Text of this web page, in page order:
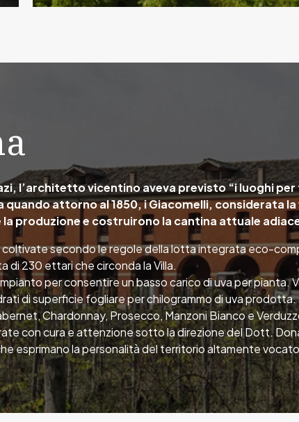
l’architetto vicentino aveva previsto “i luoghi
attorno al 1850, i Giacomelli, considerata
produzione e costruirono la cantina attuale
coltivate secondo le regole della lotta integrata eco-
di 230 ettari che circonda la Villa.
per consentire un basso carico di uva per
di superficie fogliare per chilogrammo di uva prodotta.
Chardonnay, Prosecco, Manzoni Bianco e
con cura e attenzione sotto la direzione del Dott.
esprimano la personalità del territorio altamente